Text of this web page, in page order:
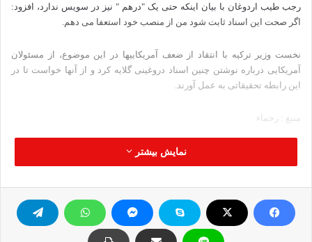
رجب طیب اردوغان با بیان اینکه حتی یک "درهم " نیز در سویس ندارد، افزود:
اگر صحت این اسناد ثابت شود من از منصب خود استعفا می دهم.
نخست وزیر ترکیه با انتقاد از ضعف آمریکاییها در این موضوع، از مسئولان
آمریکایی درباره نوشتن چنین اسناد دروغینی گلایه کرد و از آنها خواست تا در
این رابطه تحقیقاتی به عمل آورند.
منبع : رحماء
کپی آدرس
نمایش بیشتر